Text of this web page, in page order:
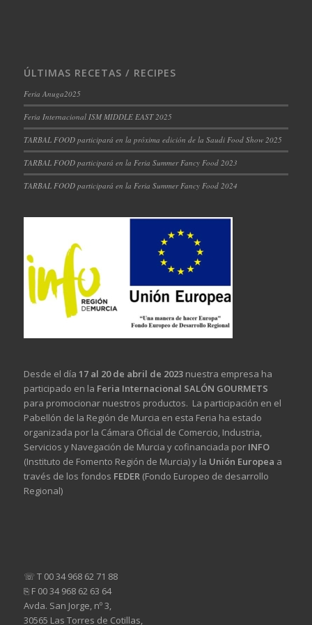
ÚLTIMAS RECETAS / RECIPES
Feria Anuga2025
Feria Internacional ISM MIDDLE EAST 2025
TARBAL FOOD participará en la próxima edición de la Saudi Food Show 2025
TARBAL FOOD participará en la Feria Summer Fancy Food 2023
TARBAL FOOD participará en la Feria Summer Fancy Food 2024
Desde el día 17 al 20 de abril de 2023nuestra empresa ha
participado en la Feria Internacional SALÓN GOURMETS
para promocionar nuestros productos. La participación en el
Pabellón de la Región de Murcia en esta Feria ha estado
organizada por la Cámara Oficial de Comercio, Industria,
Servicios y Navegación de Murcia y cofinanciada por INFO
(Instituto de Fomento Región de Murcia) y la Unión Europea a
través de los fondos FEDER(Fondo Europeo de desarrollo
Regional)
☏ T 00 34 968 62 71 88
⎘ F 00 34 968 62 63 64
Avda. San Jorge, nº 3,
30565 Las Torres de Cotillas,